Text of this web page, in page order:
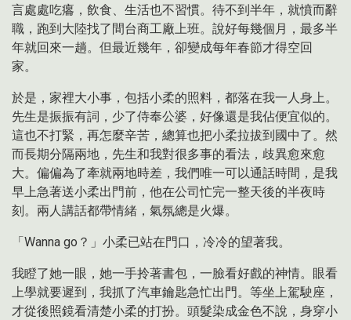
言處處吃癟，飲食、生活也不習慣。待不到半年，就憤而辭
職，跑到大陸找了間台商工廠上班。說好每幾個月，最多半
年就回來一趟。但最近幾年，卻變成每年春節才得空回
家。
於是，家裡大小事，包括小柔的照料，都落在我一人身上。
先生是振振有詞，少了侍奉公婆，好像還是我佔便宜似的。
這也不打緊，再怎麼辛苦，總算也把小柔拉拔到國中了。然
而長期分隔兩地，先生和我對很多事的看法，歧異愈來愈
大。偏偏為了牽就兩地時差，我們唯一可以通話時間，是我
早上急著送小柔出門前，他在公司忙完一整天後的半夜時
刻。兩人講話都帶情緒，氣氛總是火爆。
「Wanna go？」小柔已站在門口，冷冷的望著我。
我瞪了她一眼，她一手拎著書包，一臉看好戲的神情。眼看
上學就要遲到，我抓了汽車鑰匙急忙出門。等坐上駕駛座，
才從後照鏡看清楚小柔的打扮。頭髮染成金色不說，身穿小